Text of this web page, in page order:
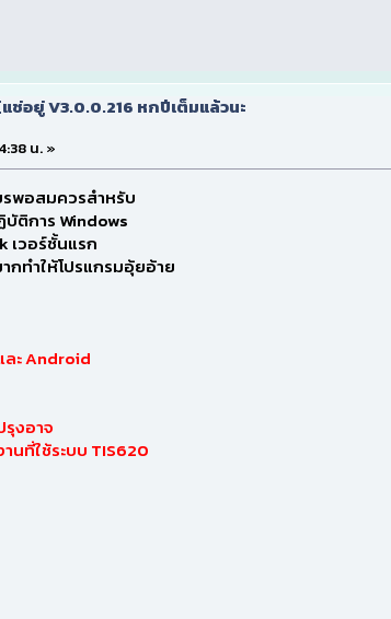
ช่อยู่ V3.0.0.216 หกปีเต็มแล้วนะ
น. »
พอสมควรสำหรับ
ติการ Windows
เวอร์ชั้นแรก
กทำให้โปรแกรมอุ้ยอ้าย
ละ Android
งอาจ
นที่ใช้ระบบ TIS620